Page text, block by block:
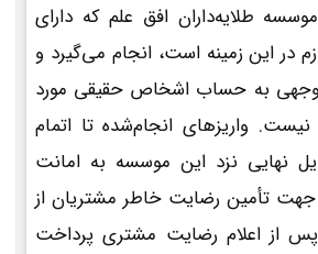
طلایه‌داران افق علم که دارای
در این زمینه است، انجام می‌گیرد و
به حساب اشخاص حقیقی مورد
واریزهای انجام‌شده تا اتمام
نهایی نزد این موسسه به امانت
تأمین رضایت خاطر مشتریان از
پس از اعلام رضایت مشتری پرداخت